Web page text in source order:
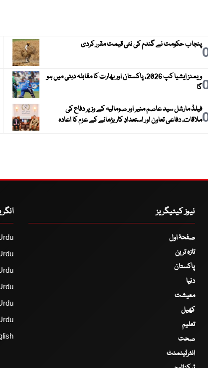
پنجاب حکومت نے گندم کی نئی قیمت مقرر کردی
ویمنز ایشیا کپ 2026، پاکستان اور بھارت کا مقابلہ دبئی میں ہو
گا
فیلڈ مارشل سید عاصم منیر اور صومالیہ کے وزیر دفاع کی
ملاقات، دفاعی تعاون اور استعدادِ کار بڑھانے کے عزم کا اعادہ
نیوز کیٹیگریز
صفحۂ اول
تازہ ترین
پاکستان
دنیا
معیشت
کھیل
تعلیم
صحت
انٹرٹینمنٹ